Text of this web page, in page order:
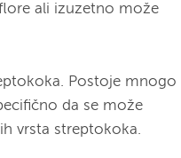
ali izuzetno može
Postoje mnogo
da se može
vrsta streptokoka.